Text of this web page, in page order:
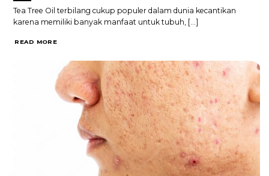
Tea Tree Oil terbilang cukup populer dalam dunia kecantikan
karena memiliki banyak manfaat untuk tubuh, [...]
READ MORE